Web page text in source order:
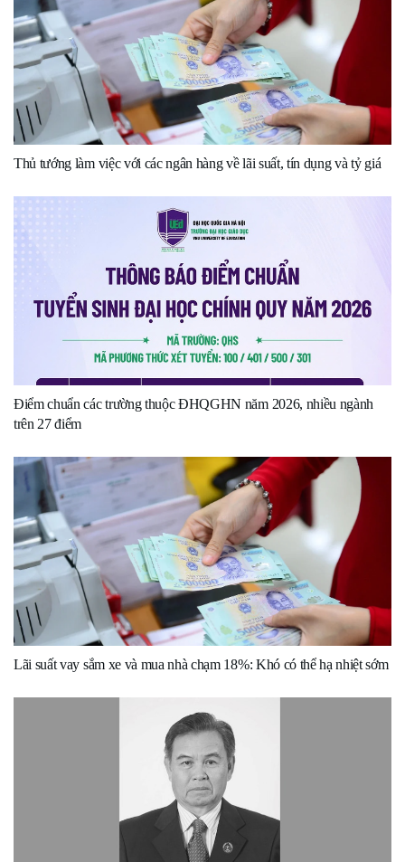
Thủ tướng làm việc với các ngân hàng về lãi suất, tín dụng và tỷ giá
Điểm chuẩn các trường thuộc ĐHQGHN năm 2026, nhiều ngành
trên 27 điểm
Lãi suất vay sắm xe và mua nhà chạm 18%: Khó có thể hạ nhiệt sớm